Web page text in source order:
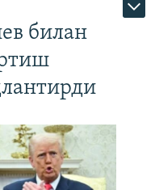
билан